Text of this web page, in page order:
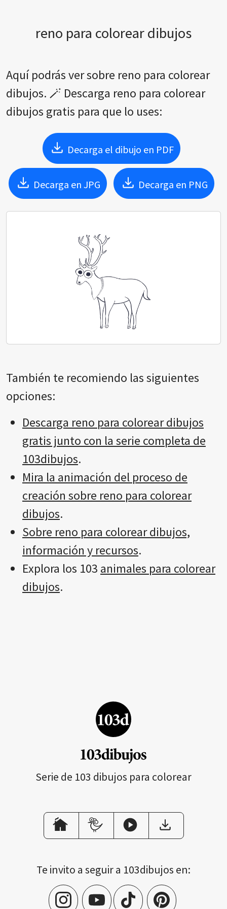
reno para colorear dibujos
Aquí podrás ver sobre reno para colorear
dibujos. 🪄 Descarga reno para colorear
dibujos gratis para que lo uses:
Decarga el dibujo en PDF
Decarga en JPG Decarga en PNG
También te recomiendo las siguientes
opciones:
Descarga reno para colorear dibujos
gratis junto con la serie completa de
103dibujos.
Mira la animación del proceso de
creación sobre reno para colorear
dibujos.
Sobre reno para colorear dibujos,
información y recursos.
Explora los 103 animales para colorear
dibujos.
Serie de 103 dibujos para colorear
Te invito a seguir a 103dibujos en: